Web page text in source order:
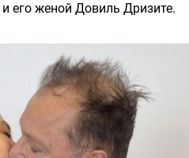
его женой Довиль Дризите.